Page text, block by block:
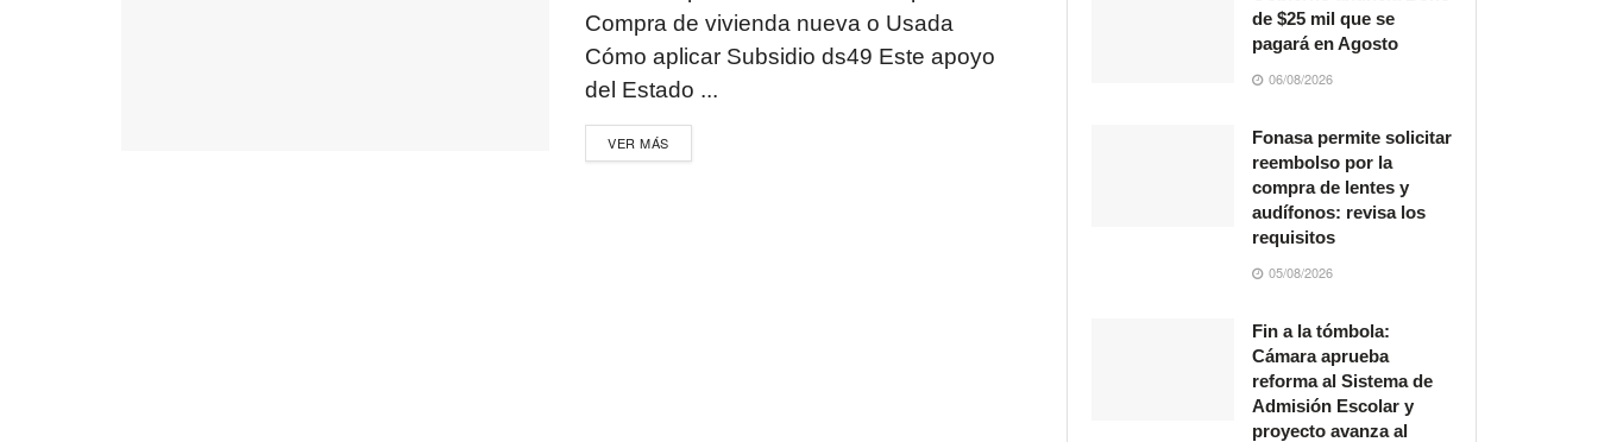
Compra de vivienda nueva o Usada
Cómo aplicar Subsidio ds49 Este apoyo
del Estado ...
VER MÁS
de $25 mil que se
pagará en Agosto
06/08/2026
Fonasa permite solicitar
reembolso por la
compra de lentes y
audífonos: revisa los
requisitos
05/08/2026
Fin a la tómbola:
Cámara aprueba
reforma al Sistema de
Admisión Escolar y
proyecto avanza al